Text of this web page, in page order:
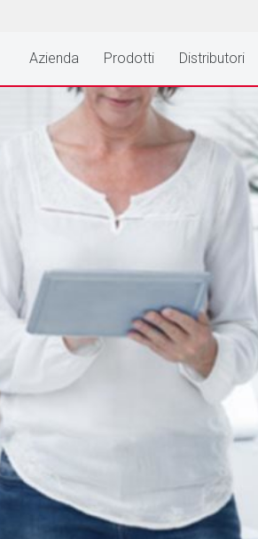
Azienda Prodotti Distributori